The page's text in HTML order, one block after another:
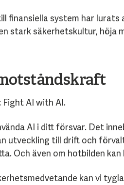
finansiella system har
stark säkerhetskultur,
Fight AI with AI.
AI i ditt försvar. Det
utveckling till drift och
Och även om hotbilden
kan vi